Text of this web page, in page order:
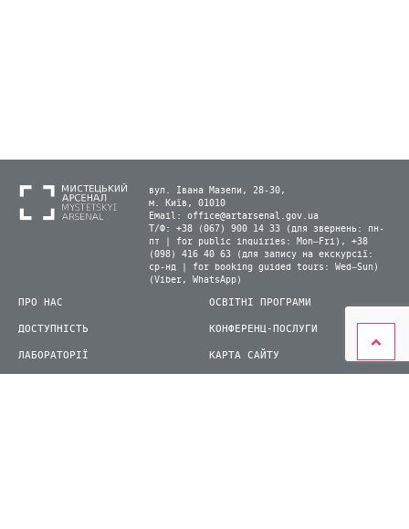
вул. Івана Мазепи, 28-30,
м. Київ, 01010
Email: office@artarsenal.gov.ua
Т/Ф: +38 (067) 900 14 33 (для звернень: пн-
пт | for public inquiries: Mon–Fri), +38
(098) 416 40 63 (для запису на екскурсії:
ср-нд | for booking guided tours: Wed–Sun)
(Viber, WhatsApp)
ПРО НАС
ДОСТУПНІСТЬ
ЛАБОРАТОРІЇ
ОСВІТНІ ПРОГРАМИ
КОНФЕРЕНЦ-ПОСЛУГИ
КАРТА САЙТУ